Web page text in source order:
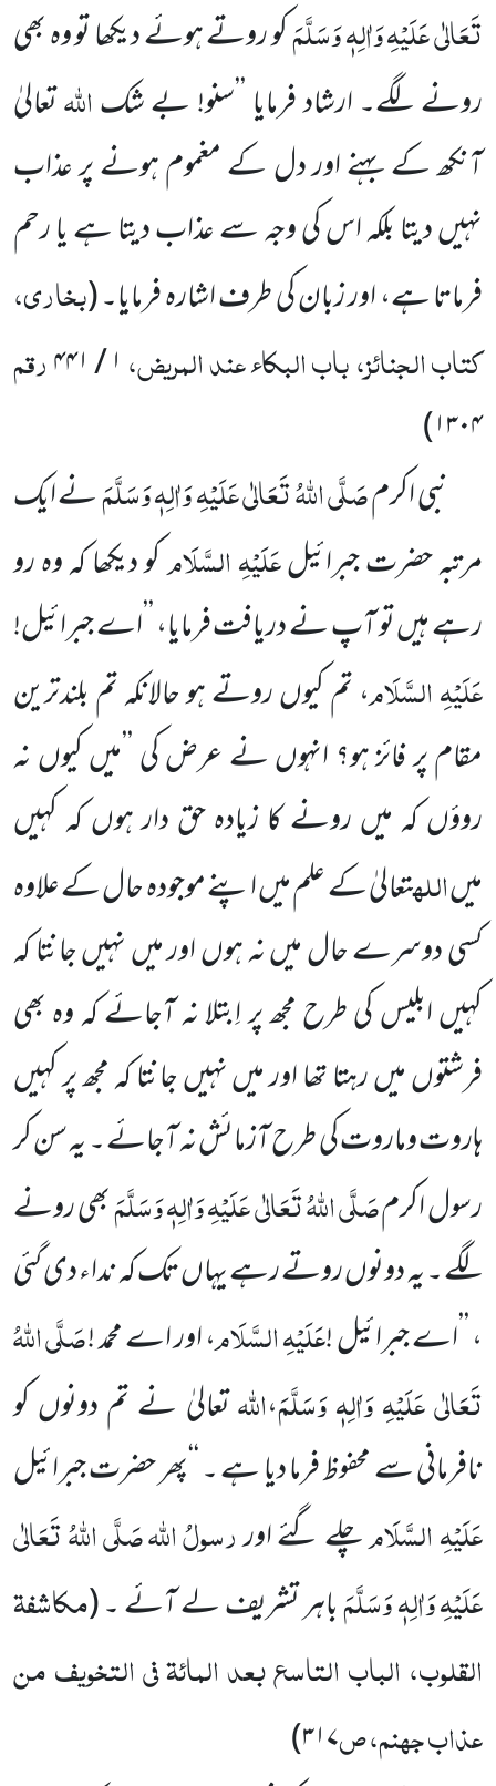
تَعَالٰی عَلَیْہِ وَاٰلِہٖ وَسَلَّمَکو روتے ہوئے دیکھا تو وہ بھی
رونے لگے۔ ارشاد فرمایا ’’سنو! بے شکاللہتعالیٰ
آنکھ کے بہنے اور دل کےمغموم ہونے پر عذاب
نہیں دیتا بلکہاس کی وجہ سے عذاب دیتا ہے یا رحم
فرماتا ہے، اور زبان کی طرف اشارہ فرمایا۔(بخاری،
کتاب الجنائز، باب البکاء عند المریض، ۱/۴۴۱رقم
۱۳۰۴)
نبی اکرمصَلَّی اللہُ تَعَالٰی عَلَیْہِ وَاٰلِہٖ وَسَلَّمَنے ایک
مرتبہ حضرت جبرائیلعَلَیْہِ السَّلَامکو دیکھا کہ وہ رو
رہے ہیں تو آپنے دریافت فرمایا، ’’اے جبرائیل!
عَلَیْہِ السَّلَام، تم کیوں روتے ہو حالانکہ تم بلندترین
مقام پر فائز ہو؟ انہوں نے عرض کی ’’میں کیوں نہ
روؤں کہ میں رونے کا زیادہ حق دار ہوں کہ کہیں
میںاللہتعالیٰ کے علم میں اپنے موجودہ حال کے علاوہ
کسی دوسرے حال میں نہ ہوں اور میں نہیں جانتا کہ
کہیں ابلیس کی طرح مجھ پر اِبتلا نہ آجائے کہ وہ بھی
فرشتوں میں رہتا تھااور میں نہیں جانتا کہ مجھ پر کہیں
ہاروت وماروت کی طرح آزمائش نہ آجائے ۔ یہ سن کر
رسول اکرمصَلَّی اللہُ تَعَالٰی عَلَیْہِ وَاٰلِہٖ وَسَلَّمَبھی رونے
لگے ۔ یہ دونوں روتے رہے یہاں تک کہ نداء دی گئی
، ’’اے جبرائیل !عَلَیْہِ السَّلَام، اور اے محمد !صَلَّی اللہُ
تَعَالٰی عَلَیْہِ وَاٰلِہٖ وَسَلَّمَ،اللہتعالیٰ نے تم دونوں کو
نافرمانی سے محفوظ فرما دیا ہے ۔ ‘‘پھر حضرت جبرائیل
عَلَیْہِ السَّلَامچلے گئے اوررسولُ اللہصَلَّی اللہُ تَعَالٰی
عَلَیْہِ وَاٰلِہٖ وَسَلَّمَباہر تشریف لے آئے ۔(مکاشفۃ
القلوب، الباب التاسع بعد المائۃ فی التخویف من
عذاب جہنم، ص۳۱۷)